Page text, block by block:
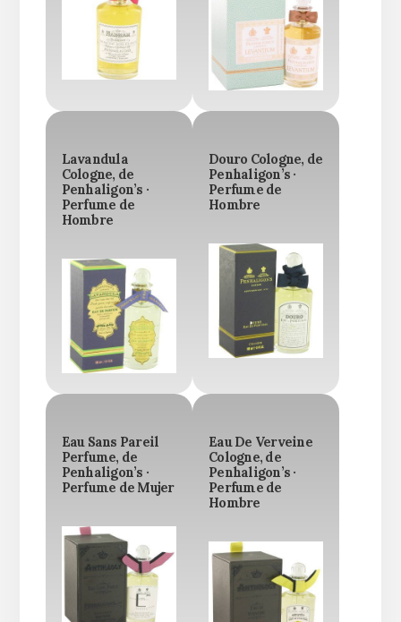
Lavandula
Cologne, de
Penhaligon’s ·
Perfume de
Hombre
Douro Cologne, de
Penhaligon’s ·
Perfume de
Hombre
Eau Sans Pareil
Perfume, de
Penhaligon’s ·
Perfume de Mujer
Eau De Verveine
Cologne, de
Penhaligon’s ·
Perfume de
Hombre